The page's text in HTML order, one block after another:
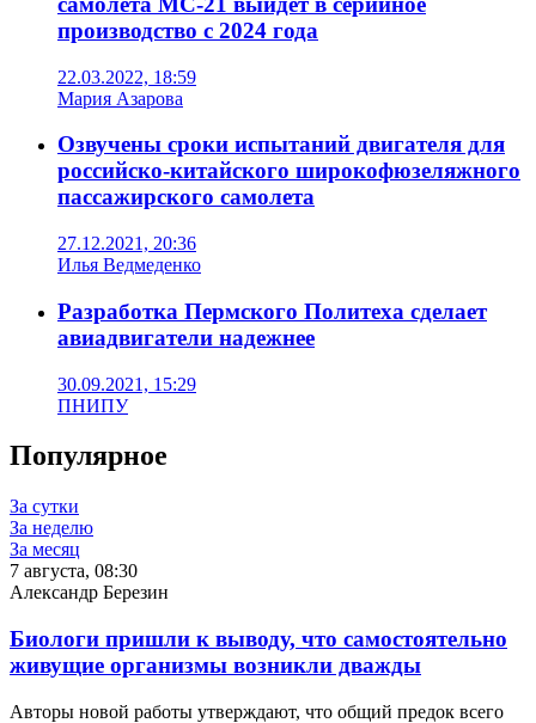
производство с 2024 года
22.03.2022, 18:59
Мария Азарова
Озвучены сроки испытаний двигателя для
российско-китайского широкофюзеляжного
пассажирского самолета
27.12.2021, 20:36
Илья Ведмеденко
Разработка Пермского Политеха сделает
авиадвигатели надежнее
30.09.2021, 15:29
ПНИПУ
Популярное
За сутки
За неделю
За месяц
7 августа, 08:30
Александр Березин
Биологи пришли к выводу, что самостоятельно
живущие организмы возникли дважды
Авторы новой работы утверждают, что общий предок всего